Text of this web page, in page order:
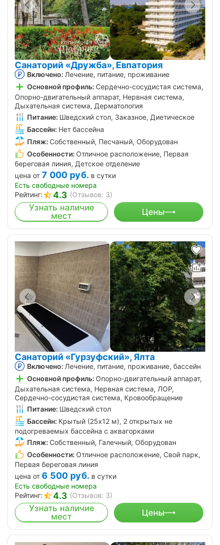
Санаторий «Дружба», Евпатория
Включено: Лечение, питание, проживание
Основной профиль: Сердечно-сосудистая система,
Опорно-двигательный аппарат, Нервная система,
Дыхательная система, Дерматология
Питание: Шведский стол, Заказное, Диетическое
Бассейн: Нет бассейна
Пляж: Собственный, Песчаный, Оборудован
Особенности: Отличное расположение, Первая
береговая линия, Детское отделение
цена от 7 000 руб. в сутки
Есть свободные номера
Рейтинг:
4.3 (Отзывов: 3)
Узнать наличие
мест
Цены
Санаторий «Гурзуфский», Ялта
Включено: Лечение, питание, проживание, бассейн
Основной профиль: Опорно-двигательный аппарат,
Дыхательная система, Нервная система, ЛОР,
Сердечно-сосудистая система, Кровообращение
Питание: Шведский стол
Бассейн: Крытый (25x12 м), 2 открытых не
подогреваемых бассейна с аквагорками
Пляж: Собственный, Галечный, Оборудован
Особенности: Отличное расположение, Свой парк,
Первая береговая линия
цена от 6 500 руб. в сутки
Есть свободные номера
Рейтинг:
4.3 (Отзывов: 3)
Узнать наличие
мест
Цены